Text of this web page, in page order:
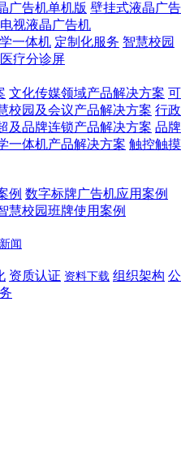
广告机单机版 壁挂式液晶广告
视液晶广告机
一体机 定制化服务 智慧校园
医疗分诊屏
文化传媒领域产品解决方案 可
校园及会议产品解决方案 行政
及品牌连锁产品解决方案 品牌
一体机产品解决方案 触控触摸
例 数字标牌广告机应用案例
慧校园班牌使用案例
闻
资质认证 资料下载 组织架构 公